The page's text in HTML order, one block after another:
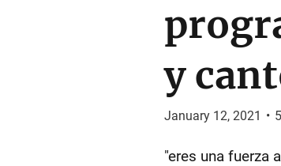
y
January 12, 2021 •
"eres una fuerza